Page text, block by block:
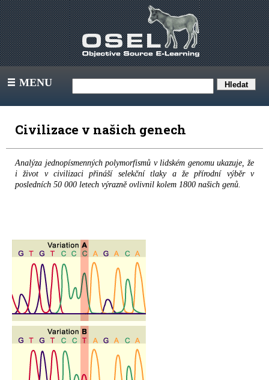
III MENU
Civilizace v našich genech
Analýza jednopísmenných polymorfismů v lidském genomu ukazuje, že
i život v civilizaci přináší selekční tlaky a že přírodní výběr v
posledních 50 000 letech výrazně ovlivnil kolem 1800 našich genů.